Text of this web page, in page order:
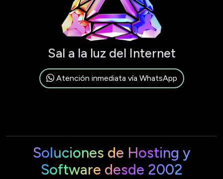
Sal a la luz del Internet
Atención inmediata vía WhatsApp
Soluciones de Hosting y
Software desde 2002